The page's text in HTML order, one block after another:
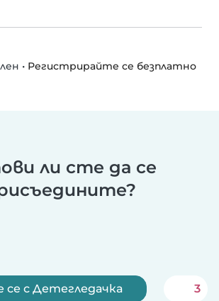
• Регистрирайте се безплатно
ли сте да се
с Детегледачка 3